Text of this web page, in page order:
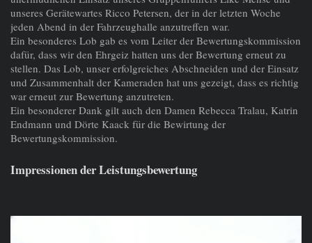
unseres Gerätewartes Ricco Petersen, der in der letzten Woche
jeden Abend in der Fahrzeughalle anzutreffen war.
Ein besonderes Lob gab es vom Leiter der Bewertungskommission
dafür, dass wir den Ehrgeiz hatten uns der Bewertung erneut zu
stellen. Das Lob, unser erfolgreiches Abschneiden und der Einsatz
und Zusammenhalt der Kameraden hat uns gezeigt, dass es richtig
war erneut zur Bewertung anzutreten.
Ein besonderer Dank gilt auch den Damen Rebecca Tralau, Katrin
Endmann und Dörte Kaack für die Bewirtung der
Bewertungskommission.
Impressionen der Leistungsbewertung